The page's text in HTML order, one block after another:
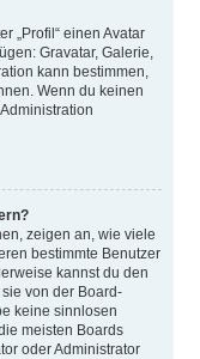
„Profil“ einen Avatar
Gravatar, Galerie,
kann bestimmen,
Wenn du keinen
zeigen an, wie viele
bestimmte Benutzer
kannst du den
von der Board-
keine sinnlosen
meisten Boards
oder Administrator